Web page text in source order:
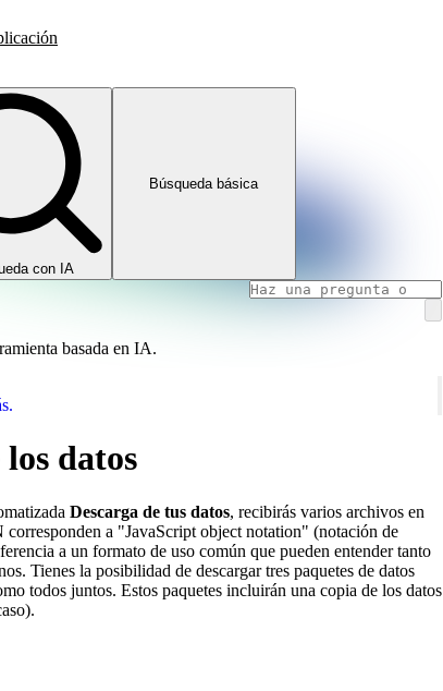
con IA
Búsqueda básica
basada en IA.
datos
Descarga de tus datos, recibirás varios archivos en
a "JavaScript object notation" (notación de
a un formato de uso común que pueden entender tanto
Tienes la posibilidad de descargar tres paquetes de datos
todos juntos. Estos paquetes incluirán una copia de los datos